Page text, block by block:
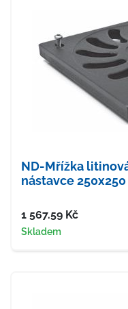
ND-Mřížka
nástavce 250x250
Cena
1 567.59 Kč
Dostupnost
Skladem